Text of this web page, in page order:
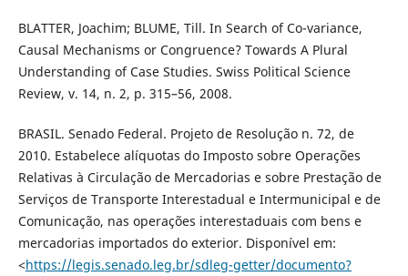
BLATTER, Joachim; BLUME, Till. In Search of Co-variance,
Causal Mechanisms or Congruence? Towards A Plural
Understanding of Case Studies. Swiss Political Science
Review, v. 14, n. 2, p. 315–56, 2008.
BRASIL. Senado Federal. Projeto de Resolução n. 72, de
2010. Estabelece alíquotas do Imposto sobre Operações
Relativas à Circulação de Mercadorias e sobre Prestação de
Serviços de Transporte Interestadual e Intermunicipal e de
Comunicação, nas operações interestaduais com bens e
mercadorias importados do exterior. Disponível em:
<https://legis.senado.leg.br/sdleg-getter/documento?